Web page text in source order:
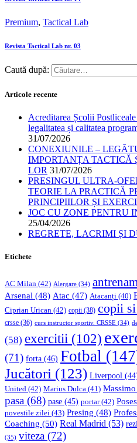
Premium, Tactical Lab
Revista Tactical Lab nr. 03
Caută după:
Articole recente
Acreditarea Școlii
legalitatea și calitatea
31/07/2026
CONEXIUNILE –
IMPORTANȚA TACTICĂ
LOR 31/07/2026
PRESINGUL ULTRA-
TEORIE LA PRACTICĂ
PRINCIPIILOR ȘI
JOC CU ZONE PENTRU
25/04/2026
REGRETE, LACRIMI ȘI
Etichete
AC Milan (42) Alergare (34)
Arsenal (48) Atac (47) Atacanți (40)
Ciprian Urican (42) copii (38) copii
crsse (36) curs instructor sportiv. CRSSE (34)
(58) exercitii (102)
(71) forta (46) Fotbal
Jucători (123) Liverpool
United (42) Marius Dulca (41)
pasa (68) pase (45) portar(42)
povestile zilei (43) Presing (48)
Coaching (50) Real Madrid (53)
(35) viteza (72)